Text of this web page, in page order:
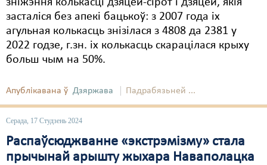
зніжэння колькасці дзяцей-сірот і дзяцей, якія
засталіся без апекі бацькоў: з 2007 года іх
агульная колькасць знізілася з 4808 да 2381 у
2022 годзе, г.зн. іх колькасць скарацілася крыху
больш чым на 50%.
Апублікавана ў Дзяржава Падрабязьней ...
Серада, 17 Студзень 2024
Распаўсюджванне «экстрэмізму» стала
прычынай арышту жыхара Наваполацка